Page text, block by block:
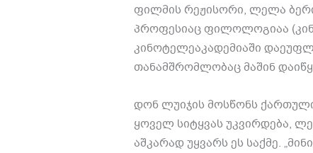
ფილმის რეჟისორი, ლელა
პროფესიაც ფილოლოგიაა
კინოტელეაკადემიაში
თანამშრომლობაც მაშინ
დონ ლუიჯის მოსწონს
ყოველ სიტყვას უკვირდება,
აშკარად უყვარს ეს საქმე.